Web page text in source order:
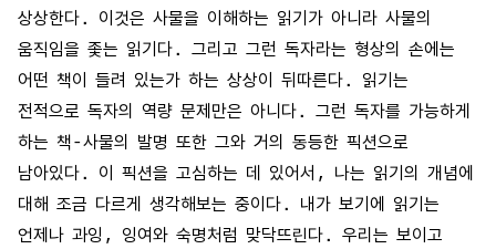
상상한다. 이것은 사물을 이해하는 읽기가 아니라 사물의
움직임을 좇는 읽기다. 그리고 그런 독자라는 형상의 손에는
어떤 책이 들려 있는가 하는 상상이 뒤따른다. 읽기는
전적으로 독자의 역량 문제만은 아니다. 그런 독자를 가능하게
하는 책-사물의 발명 또한 그와 거의 동등한 픽션으로
남아있다. 이 픽션을 고심하는 데 있어서, 나는 읽기의 개념에
대해 조금 다르게 생각해보는 중이다. 내가 보기에 읽기는
언제나 과잉, 잉여와 숙명처럼 맞닥뜨린다. 우리는 보이고